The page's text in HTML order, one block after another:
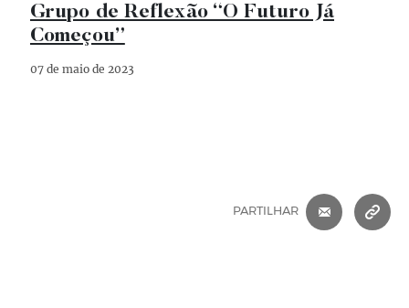
Grupo de Reflexão “O Futuro Já
Começou”
07 de maio de 2023
PARTILHAR